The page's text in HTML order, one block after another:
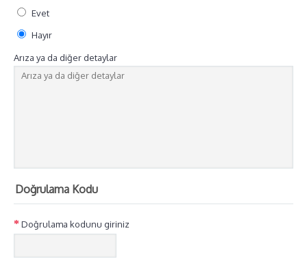
Evet
Hayır
Arıza ya da diğer detaylar
Doğrulama Kodu
Doğrulama kodunu giriniz